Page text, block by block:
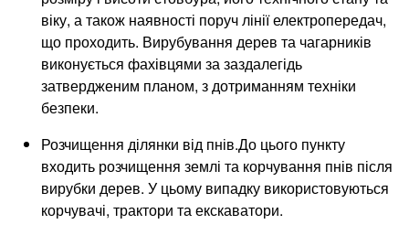
віку, а також наявності поруч лінії електропередач,
що проходить. Вирубування дерев та чагарників
виконується фахівцями за заздалегідь
затвердженим планом, з дотриманням техніки
безпеки.
Розчищення ділянки від пнів.До цього пункту
входить розчищення землі та корчування пнів після
вирубки дерев. У цьому випадку використовуються
корчувачі, трактори та екскаватори.